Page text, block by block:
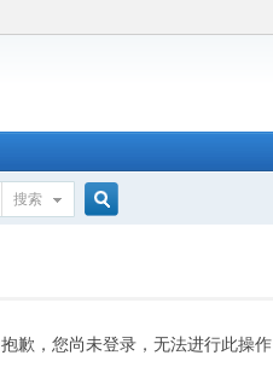
搜索
索
抱歉，您尚未登录，无法进行此操作